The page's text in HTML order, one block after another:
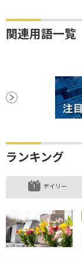
関連用語一覧
ランキング
デイリー